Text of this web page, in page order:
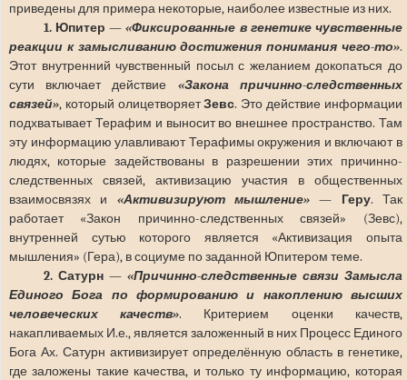
приведены для примера некоторые, наиболее известные из них.
1. Юпитер—«Фиксированные в генетике чувственные
реакции к замысливанию достижения понимания чего-то».
Этот внутренний чувственный посыл с желанием докопаться до
сути включает действие «Закона причинно-следственных
связей», который олицетворяетЗевс. Это действие информации
подхватывает Терафим и выносит во внешнее пространство. Там
эту информацию улавливают Терафимы окружения и включают в
людях, которые задействованы в разрешении этих причинно-
следственных связей, активизацию участия в общественных
взаимосвязях и «Активизируют мышление»— Геру. Так
работает «Закон причинно-следственных связей» (Зевс),
внутренней сутью которого является «Активизация опыта
мышления» (Гера), в социуме по заданной Юпитером теме.
2. Сатурн — «Причинно-следственные связи Замысла
Единого Бога по формированию и накоплению высших
человеческих качеств». Критерием оценки качеств,
накапливаемых И.е., является заложенный в них Процесс Единого
Бога Ах. Сатурн активизирует определённую область в генетике,
где заложены такие качества, и только ту информацию, которая